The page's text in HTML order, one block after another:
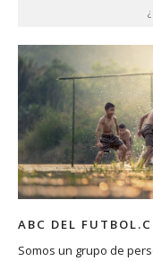
ABC DEL
Somos un grupo de